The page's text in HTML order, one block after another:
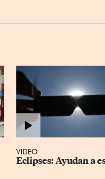
VIDEO
Eclipses: Ayudan a